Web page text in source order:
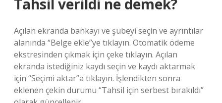
Tahsil verildi ne demek?
Açılan ekranda bankayı ve şubeyi seçin ve ayrıntılar
alanında “Belge ekle”ye tıklayın. Otomatik ödeme
ekstresinden çıkmak için çeke tıklayın. Açılan
ekranda istediğiniz kaydı seçin ve kaydı aktarmak
için “Seçimi aktar”a tıklayın. İşlendikten sonra
eklenen çekin durumu “Tahsil için serbest bırakıldı”